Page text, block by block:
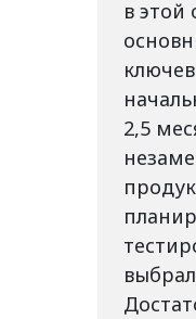
в
2,5